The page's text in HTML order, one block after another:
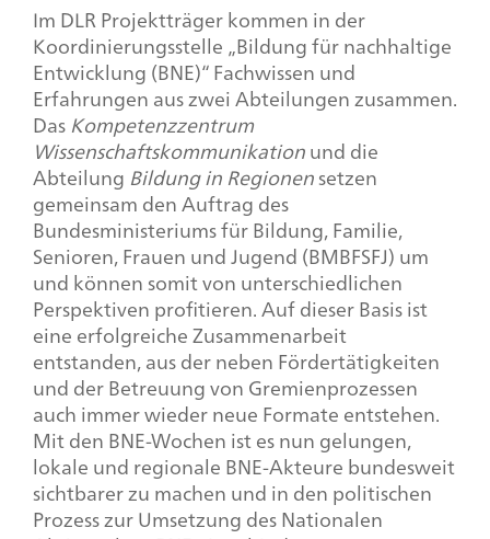
Im DLR Projektträger kommen in der
Koordinierungsstelle „Bildung für nachhaltige
Entwicklung (BNE)“ Fachwissen und
Erfahrungen aus zwei Abteilungen zusammen.
DasKompetenzzentrum
Wissenschaftskommunikationund die
Abteilung Bildung in Regionensetzen
gemeinsam den Auftrag des
Bundesministeriums für Bildung, Familie,
Senioren, Frauen und Jugend (BMBFSFJ) um
und können somit von unterschiedlichen
Perspektiven profitieren. Auf dieser Basis ist
eine erfolgreiche Zusammenarbeit
entstanden, aus der neben Fördertätigkeiten
und der Betreuung von Gremienprozessen
auch immer wieder neue Formate entstehen.
Mit den BNE-Wochen ist es nun gelungen,
lokale und regionale BNE-Akteure bundesweit
sichtbarer zu machen und in den politischen
Prozess zur Umsetzung des Nationalen